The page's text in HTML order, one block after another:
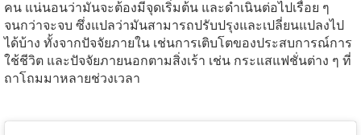
คน แน่นอนว่ามันจะต้องมีจุดเริ่มต้น และดำเนินต่อไปเรื่อย ๆ
จนกว่าจะจบ ซึ่งแปลว่ามันสามารถปรับปรุงและเปลี่ยนแปลงไป
ได้บ้าง ทั้งจากปัจจัยภายใน เช่นการเติบโตของประสบการณ์การ
ใช้ชีวิต และปัจจัยภายนอกตามสิ่งเร้า เช่น กระแสแฟชั่นต่าง ๆ ที่
ถาโถมมาหลายช่วงเวลา